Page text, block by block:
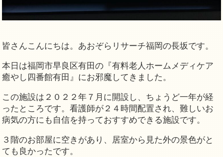
皆さんこんにちは。あおぞらリサーチ福岡の長坂です。
本日は福岡市早良区有田の『有料老人ホームメディケア
癒やし四番館有田』にお邪魔してきました。
この施設は２０２２年７月に開設し、ちょうど一年が経
ったところです。看護師が２４時間配置され、難しいお
病気の方にも自信を持っておすすめできる施設です。
３階のお部屋に空きがあり、居室から見た外の景色がと
ても良かったです。